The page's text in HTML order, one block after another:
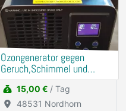
Ozongenerator gegen
Geruch,Schimmel und
Milben mieten
15,00 € / Tag
48531 Nordhorn